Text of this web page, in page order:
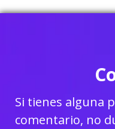
Si tienes alguna
comentario, no